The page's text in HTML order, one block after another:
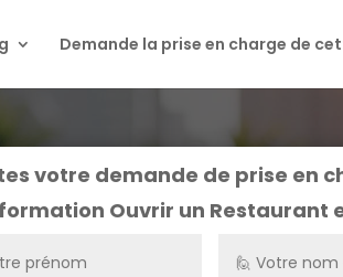
Demande la prise en charge de
votre demande de prise en
formation Ouvrir un Restaurant